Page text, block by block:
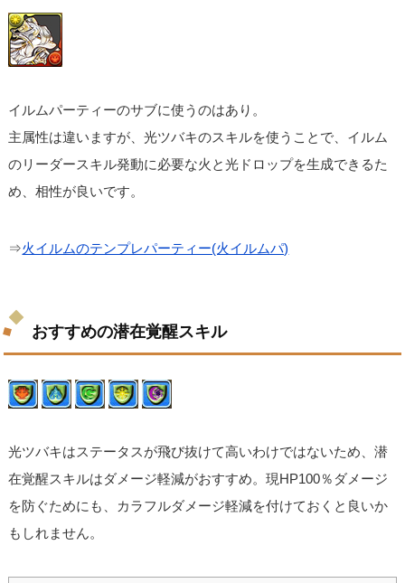
イルムパーティーのサブに使うのはあり。
主属性は違いますが、光ツバキのスキルを使うことで、イルム
のリーダースキル発動に必要な火と光ドロップを生成できるた
め、相性が良いです。
⇒火イルムのテンプレパーティー(火イルムパ)
おすすめの潜在覚醒スキル
光ツバキはステータスが飛び抜けて高いわけではないため、潜
在覚醒スキルはダメージ軽減がおすすめ。現HP100％ダメージ
を防ぐためにも、カラフルダメージ軽減を付けておくと良いか
もしれません。